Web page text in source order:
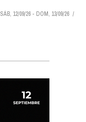
SÁB, 12/09/26 - DOM, 13/09/26